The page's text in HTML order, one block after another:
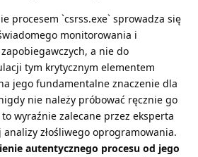
procesem `csrss.exe` sprowadza się
monitorowania i
a nie do
tym krytycznym elementem
jego fundamentalne znaczenie dla
nie należy próbować ręcznie go
wyraźnie zalecane przez eksperta
analizy złośliwego oprogramowania.
autentycznego procesu od jego